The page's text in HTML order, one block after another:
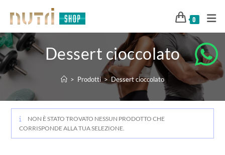
0
Dessert cioccolato
> Prodotti > Dessert cioccolato
NON È STATO TROVATO NESSUN PRODOTTO CHE
CORRISPONDE ALLA TUA SELEZIONE.